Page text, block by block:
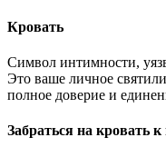
Кровать
Символ интимности,
Это ваше личное
полное доверие и
Забраться на кровать к